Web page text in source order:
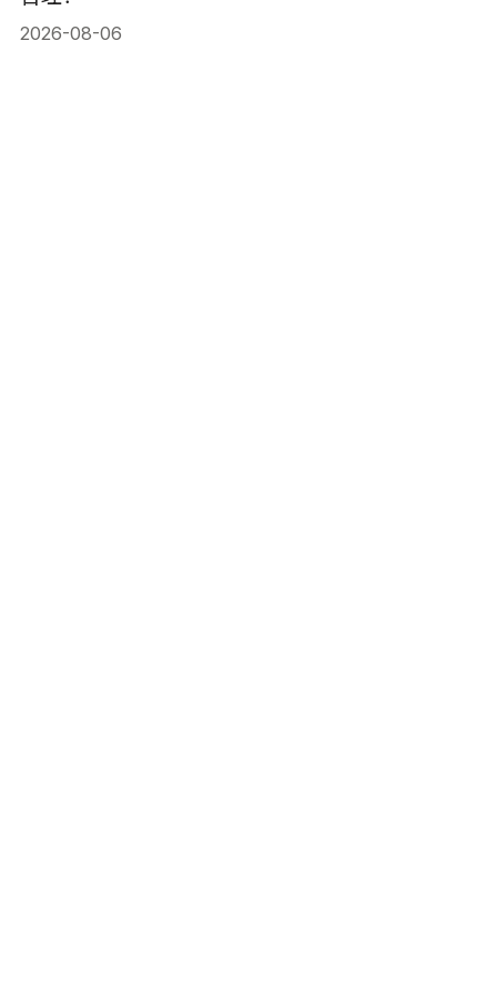
2026-08-06